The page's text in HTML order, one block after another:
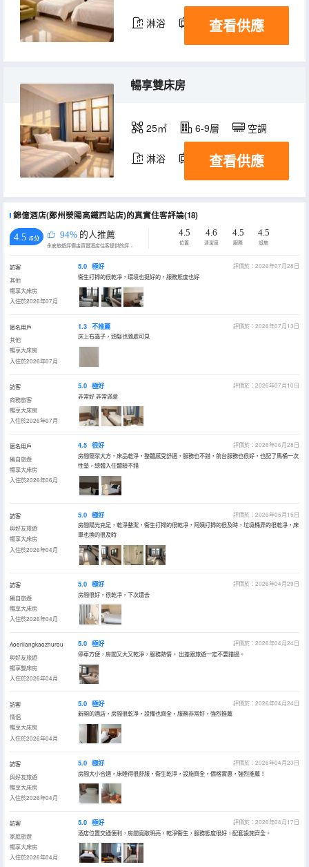
淋浴 電視機
查看供應
暢享雙床房
25㎡ 6-9層 空調
淋浴 電視機
查看供應
錦億酒店(鄭州滎陽高鐵西站店)的真實住客評論(18)
4.5 /5分 94% 的人推薦
永安旅遊評價由真實酒店住客提供的評價。
4.5
位置
4.6
清潔度
4.5
服務
4.5
設施
訪客
其他
暢享大床房
入住於2026年07月
5.0 極好
評價於：2026年07月28日
衞生打掃的很乾凈，環境也挺好的，服務態度也好
匿名用戶
其他
暢享大床房
入住於2026年07月
1.3 不推薦
評價於：2026年07月13日
床上有蟲子，頭髮也隨處可見
訪客
商務旅客
暢享大床房
入住於2026年07月
5.0 極好
評價於：2026年07月10日
非常好 非常滿意
匿名用戶
獨自旅遊
暢享大床房
入住於2026年06月
4.5 很好
評價於：2026年06月28日
房間簡潔大方，床品乾淨，整體感受舒適，服務也不錯，前台服務也很好，也配了馬桶一次
性墊，總體入住體驗不錯
訪客
與好友旅遊
暢享大床房
入住於2026年04月
5.0 極好
評價於：2026年05月15日
房間陽光充足，乾淨整潔，衞生打掃的很乾凈，阿姨打掃的很及時，垃圾桶弄的很乾凈，床
單也換的很及時
訪客
獨自旅遊
暢享大床房
入住於2026年04月
5.0 極好
評價於：2026年04月29日
房間很好，很乾凈，下次還去
Aoerliangkaozhurou
與好友旅遊
暢享雙床房
入住於2026年04月
5.0 極好
評價於：2026年04月24日
停車方便，房間又大又乾淨，服務熱情。 出差跟旅遊一定不要錯過。
訪客
情侶
暢享大床房
入住於2026年04月
5.0 極好
評價於：2026年04月24日
新開的酒店，房間很乾凈，設備也齊全，服務非常好，強烈推薦
訪客
與好友旅遊
暢享大床房
入住於2026年04月
5.0 極好
評價於：2026年04月23日
房間大小合適，床睡得很舒服，衞生乾淨，設施齊全，價格實惠，強烈推薦！
訪客
家庭旅遊
暢享大床房
入住於2026年04月
5.0 極好
評價於：2026年04月17日
酒店位置交通便利，房間寬敞明亮，乾淨衞生，服務態度很好，配套設施齊全。